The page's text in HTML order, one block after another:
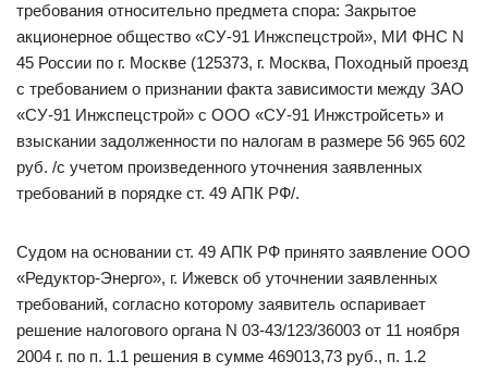
требования относительно предмета спора: Закрытое
акционерное общество «СУ-91 Инжспецстрой», МИ ФНС N
45 России по г. Москве (125373, г. Москва, Походный проезд
с требованием о признании факта зависимости между ЗАО
«СУ-91 Инжспецстрой» с ООО «СУ-91 Инжстройсеть» и
взыскании задолженности по налогам в размере 56 965 602
руб. /с учетом произведенного уточнения заявленных
требований в порядке ст. 49 АПК РФ/.
Судом на основании ст. 49 АПК РФ принято заявление ООО
«Редуктор-Энерго», г. Ижевск об уточнении заявленных
требований, согласно которому заявитель оспаривает
решение налогового органа N 03-43/123/36003 от 11 ноября
2004 г. по п. 1.1 решения в сумме 469013,73 руб., п. 1.2